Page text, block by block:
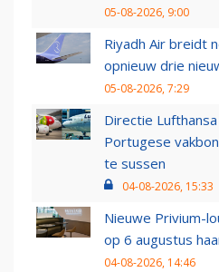
05-08-2026, 9:00
Riyadh Air breidt
opnieuw drie
05-08-2026, 7:29
Directie
Portugese
te sussen
04-08-2026, 15:33
Nieuwe Privium-
op 6 augustus
04-08-2026, 14:46